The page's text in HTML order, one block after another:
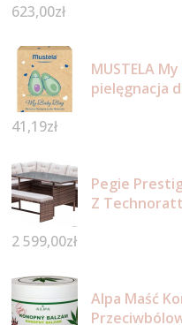
623,00zł
MUSTELA
pielęgnacja
41,19zł
Pegie
Z
2 599,00zł
Alpa Maść